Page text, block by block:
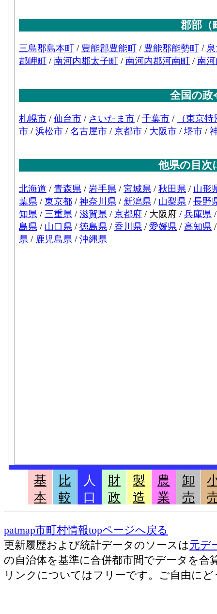
基
本
比
較
人
口
財
政
製
造
農
業
卸
売
patmap市町村情報topページへ戻る
更新履歴および統計データのソースは元デ
の自治体を基準に合併都市間でデータを合
リンクについてはフリーです。ご自由にど